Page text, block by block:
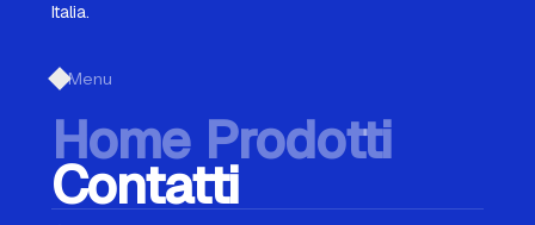
Italia.
Menu
Home Prodotti
Contatti